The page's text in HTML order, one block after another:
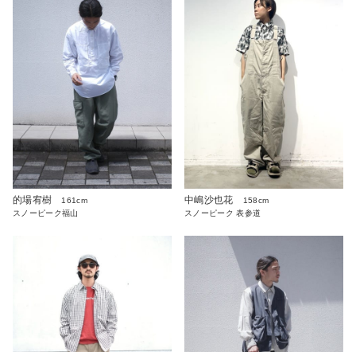
的場宥樹
161cm
スノーピーク福山
中嶋沙也花
158cm
スノーピーク 表参道